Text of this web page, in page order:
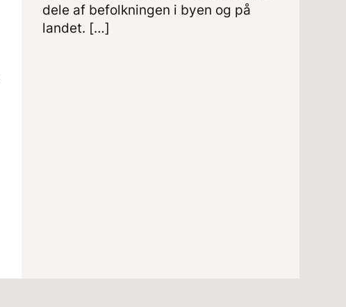
dele af befolkningen i byen og på
landet. […]